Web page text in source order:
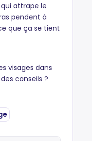
attrape le
pendent à
que ça se tient
visages dans
conseils ?